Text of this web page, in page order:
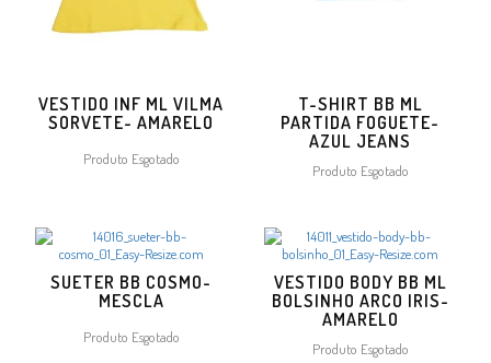
VESTIDO INF ML VILMA
SORVETE- AMARELO
Produto Esgotado
T-SHIRT BB ML
PARTIDA FOGUETE-
AZUL JEANS
Produto Esgotado
SUETER BB COSMO-
MESCLA
Produto Esgotado
VESTIDO BODY BB ML
BOLSINHO ARCO IRIS-
AMARELO
Produto Esgotado